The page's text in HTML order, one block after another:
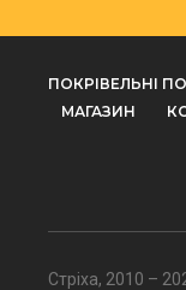
ПОКРІВЕЛЬНІ
МАГАЗИН
Стріха, 2010 –